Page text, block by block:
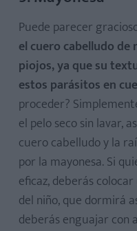
Puede parecer
el cuero cabelludo de
piojos, ya que su
estos parásitos en
proceder?
el pelo seco sin lavar,
cuero cabelludo y la
por la mayonesa. Si
eficaz, deberás
del niño, que dormirá
deberás enguajar con